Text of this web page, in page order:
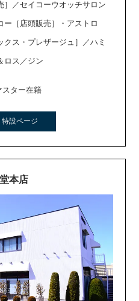
］／セイコーウオッチサロン
ー［店頭販売］・アストロ
クス・プレザージュ］／ハミ
ロス／ジン
スター在籍
設ページ
本店